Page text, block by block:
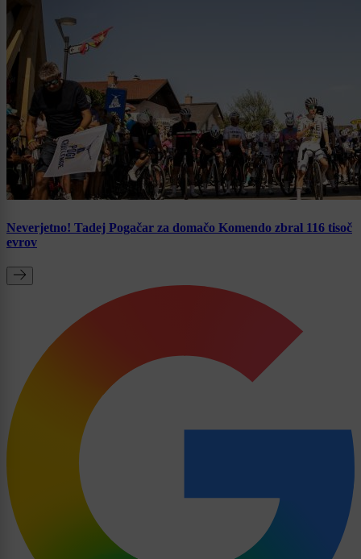
Neverjetno! Tadej Pogačar za domačo Komendo zbral 116 tisoč
evrov